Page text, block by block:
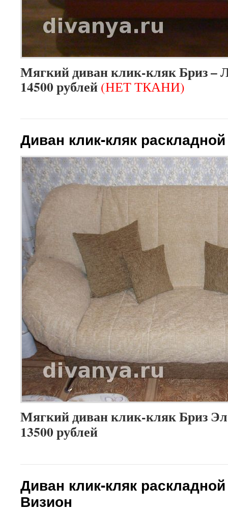
Мягкий диван клик-кляк Бриз –
14500 рублей (НЕТ ТКАНИ)
Диван клик-кляк
Мягкий диван клик-кляк Бриз
13500 рублей
Диван клик-кляк
Визион